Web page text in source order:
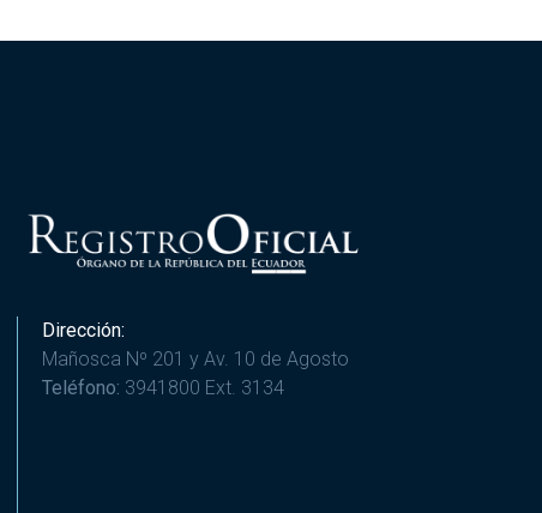
Dirección:
Mañosca Nº 201 y Av. 10 de Agosto
Teléfono: 3941800 Ext. 3134